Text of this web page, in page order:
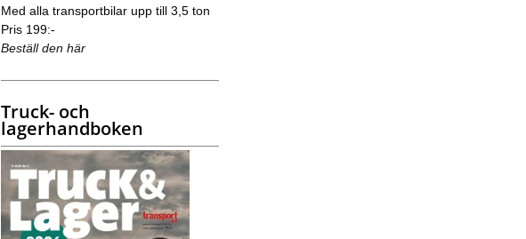
Med alla transportbilar upp till 3,5 ton
Pris 199:-
Beställ den här
Truck- och
lagerhandboken